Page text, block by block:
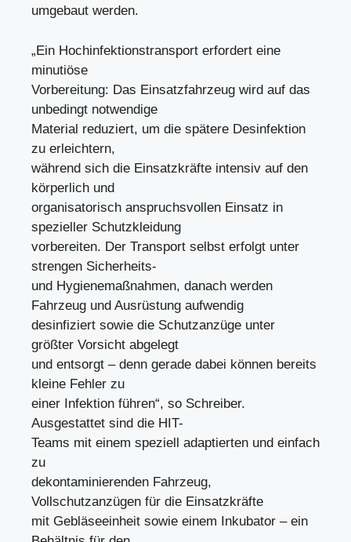
umgebaut werden.
„Ein Hochinfektionstransport erfordert eine
minutiöse
Vorbereitung: Das Einsatzfahrzeug wird auf das
unbedingt notwendige
Material reduziert, um die spätere Desinfektion
zu erleichtern,
während sich die Einsatzkräfte intensiv auf den
körperlich und
organisatorisch anspruchsvollen Einsatz in
spezieller Schutzkleidung
vorbereiten. Der Transport selbst erfolgt unter
strengen Sicherheits-
und Hygienemaßnahmen, danach werden
Fahrzeug und Ausrüstung aufwendig
desinfiziert sowie die Schutzanzüge unter
größter Vorsicht abgelegt
und entsorgt – denn gerade dabei können bereits
kleine Fehler zu
einer Infektion führen“, so Schreiber.
Ausgestattet sind die HIT-
Teams mit einem speziell adaptierten und einfach
zu
dekontaminierenden Fahrzeug,
Vollschutzanzügen für die Einsatzkräfte
mit Gebläseeinheit sowie einem Inkubator – ein